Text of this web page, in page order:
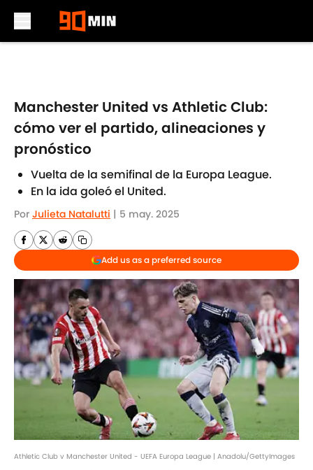
Manchester United vs Athletic Club:
cómo ver el partido, alineaciones y
pronóstico
Vuelta de la semifinal de la Europa League.
En la ida goleó el United.
Por Julieta Natalutti | 5 may. 2025
Add us as a preferred source
Athletic Club v Manchester United - UEFA Europa League | Anadolu/GettyImages